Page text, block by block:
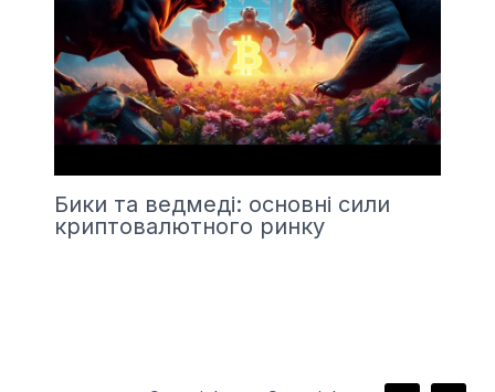
Бики та ведмеді: основні сили
криптовалютного ринку